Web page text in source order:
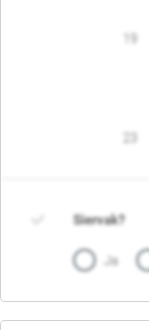
19
Siervak?
Ja